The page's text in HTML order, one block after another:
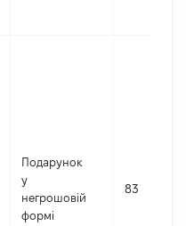
Подарунок
у
негрошовій
формі
83